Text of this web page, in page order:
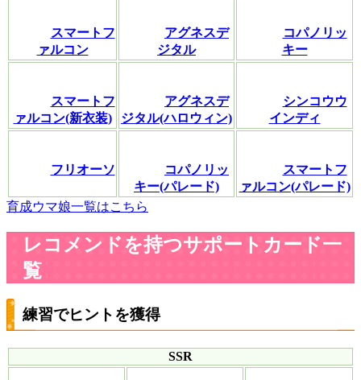
スマートフ
ァルコン
アグネスデ
ジタル
コパノリッ
キー
スマートフ
ァルコン(新衣装)
アグネスデ
ジタル(ハロウィン)
シンコウウ
インディ
フリオーソ
コパノリッ
キー(パレード)
スマートフ
ァルコン(パレード)
育成ウマ娘一覧はこちら
レコメンドを持つサポートカード一
覧
練習でヒントを獲得
SSR